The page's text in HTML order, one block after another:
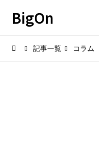
BigOn
記事一覧 コラム